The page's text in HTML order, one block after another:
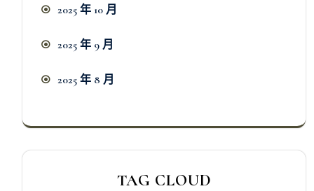
2025 年 10 月
2025 年 9 月
2025 年 8 月
TAG CLOUD